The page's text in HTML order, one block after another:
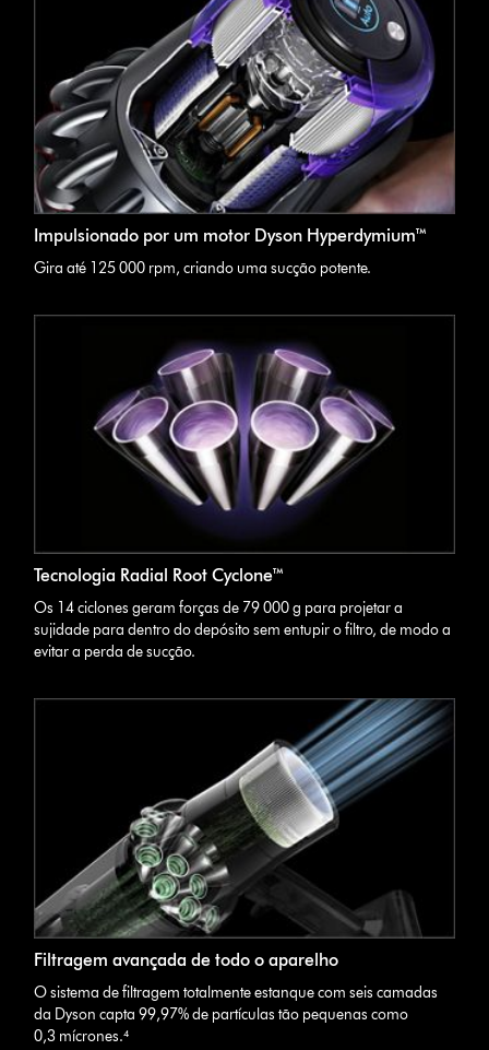
Impulsionado por um motor Dyson Hyperdymium™
Gira até 125 000 rpm, criando uma sucção potente.
Tecnologia Radial Root Cyclone™
Os 14 ciclones geram forças de 79 000 g para projetar a
sujidade para dentro do depósito sem entupir o filtro, de modo a
evitar a perda de sucção.
Filtragem avançada de todo o aparelho
O sistema de filtragem totalmente estanque com seis camadas
da Dyson capta 99,97% de partículas tão pequenas como
0,3 mícrones.⁴